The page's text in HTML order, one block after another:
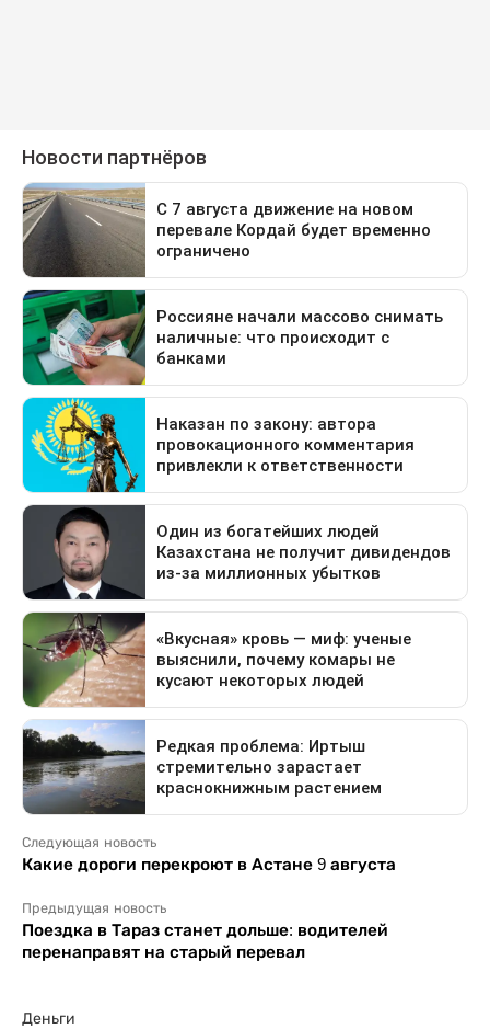
Следующая новость
Какие дороги перекроют в Астане 9 августа
Предыдущая новость
Поездка в Тараз станет дольше: водителей
перенаправят на старый перевал
Деньги